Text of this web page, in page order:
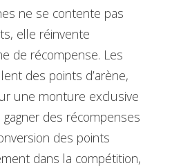
ne se contente pas
elle réinvente
de récompense. Les
des points d’arène,
une monture exclusive
des récompenses
des points
dans la compétition,